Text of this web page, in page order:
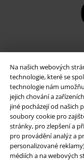
Na našich webových
technologie, které se
technologie nám
jejich chování a
jiné pocházejí od našich
soubory cookie pro
stránky, pro zlepšení a
pro provádění analýz a
personalizované
médiích a na webových
Právní informace
Podmínky